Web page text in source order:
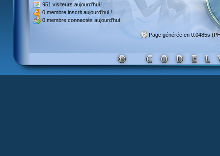
951 visiteurs aujourd'hui !
0 membre inscrit aujourd'hui !
0 membre connectés aujourd'hui !
Page générée en 0.0485s